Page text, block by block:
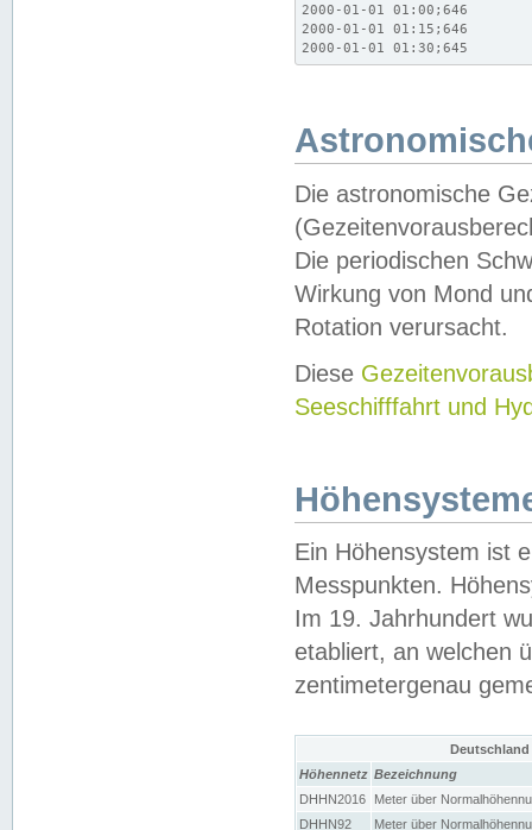
2000-01-01 01:00;646
2000-01-01 01:15;646
2000-01-01 01:30;645
Die astronomische
Die periodischen
Wirkung von Mond
Rotation verursacht.
Diese
Seeschifffahrt und
Ein Höhensystem ist
Messpunkten.
Im 19. Jahrhundert
etabliert, an welchen
zentimetergenau
Höhennetz Bezeichnung
DHHN2016
Meter über
DHHN92
Meter über